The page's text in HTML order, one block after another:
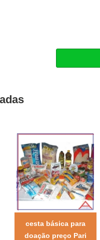
cesta básica para
doação preço Pari